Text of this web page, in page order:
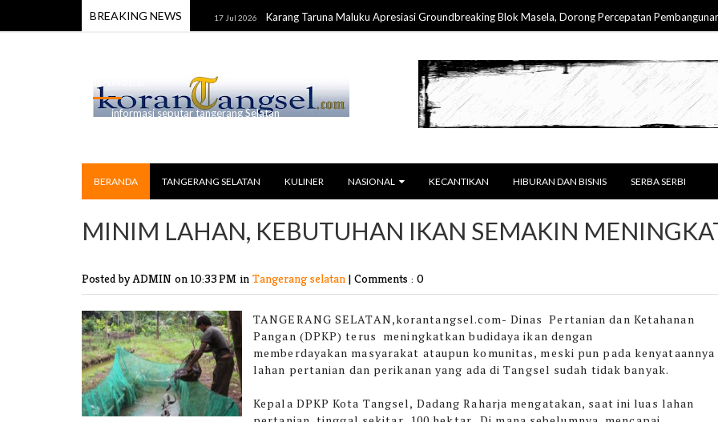
BREAKING NEWS
Luka Tusuk di Gading Serpong 17 Jul 2026 Karang Taruna Maluku Apresiasi Groundbreaking Blok Masela, Dorong Percepatan Pembangunan &
informasi seputar tangerang Selatan
BERANDA TANGERANG SELATAN KULINER NASIONAL KECANTIKAN HIBURAN DAN BISNIS SERBA SERBI
MINIM LAHAN, KEBUTUHAN IKAN SEMAKIN
Posted by ADMIN on 10:33 PM in Tangerang selatan | Comments : 0
TANGERANG SELATAN,korantangsel.com- Dinas Pertanian dan Ketahanan
Pangan (DPKP) terus meningkatkan budidaya ikan dengan
memberdayakan masyarakat ataupun komunitas, meski pun pada kenyataannya
lahan pertanian dan perikanan yang ada di Tangsel sudah tidak banyak.
Kepala DPKP Kota Tangsel, Dadang Raharja mengatakan, saat ini luas lahan